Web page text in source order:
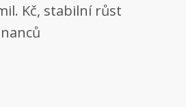
Kč, stabilní růst